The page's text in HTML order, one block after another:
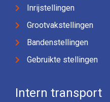
Inrijstellingen
Grootvakstellingen
Bandenstellingen
Gebruikte stellingen
Intern transport